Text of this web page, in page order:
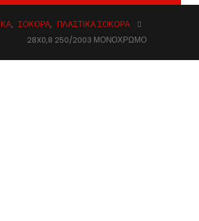
, ΣΌΚΟΡΑ, ΠΛΑΣΤΙΚΆ ΣΌΚΟΡΑ
28X0,8 250/2003 ΜΟΝΟΧΡΩΜΟ